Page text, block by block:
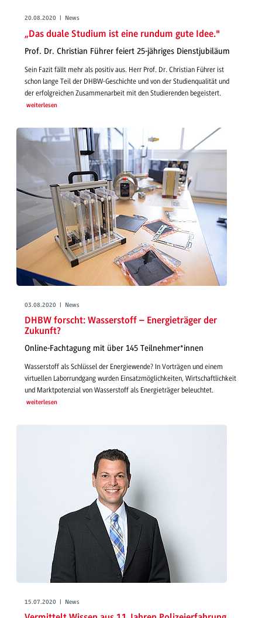
20.08.2020 | News
„Das duale Studium ist eine rundum gute Idee."
Prof. Dr. Christian Führer feiert 25-jähriges Dienstjubiläum
Sein Fazit fällt mehr als positiv aus. Herr Prof. Dr. Christian Führer ist
schon lange Teil der DHBW-Geschichte und von der Studienqualität und
der erfolgreichen Zusammenarbeit mit den Studierenden begeistert.
weiterlesen
03.08.2020 | News
DHBW forscht: Wasserstoff – Energieträger der
Zukunft?
Online-Fachtagung mit über 145 Teilnehmer*innen
Wasserstoff als Schlüssel der Energiewende? In Vorträgen und einem
virtuellen Laborrundgang wurden Einsatzmöglichkeiten, Wirtschaftlichkeit
und Marktpotenzial von Wasserstoff als Energieträger beleuchtet.
weiterlesen
15.07.2020 | News